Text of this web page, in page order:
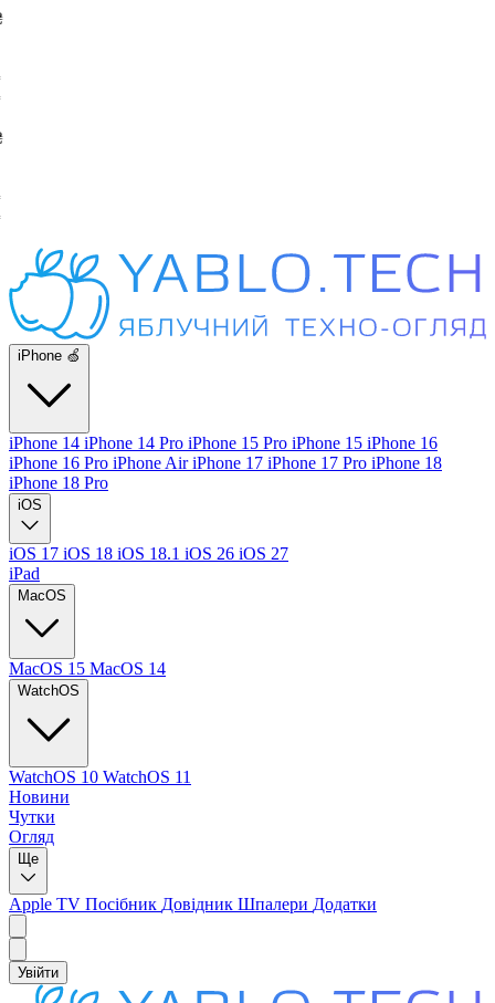
iPhone 🍏
iPhone 14 iPhone 14 Pro iPhone 15 Pro iPhone 15 iPhone 16
iPhone 16 Pro iPhone AiriPhone 17 iPhone 17 Pro iPhone 18
iPhone 18 Pro
iOS
iOS 17 iOS 18 iOS 18.1 iOS 26 iOS 27
iPad
MacOS
MacOS 15 MacOS 14
WatchOS
WatchOS 10 WatchOS 11
Новини
Чутки
Огляд
Ще
Apple TV Посібник Довідник Шпалери Додатки
Увійти